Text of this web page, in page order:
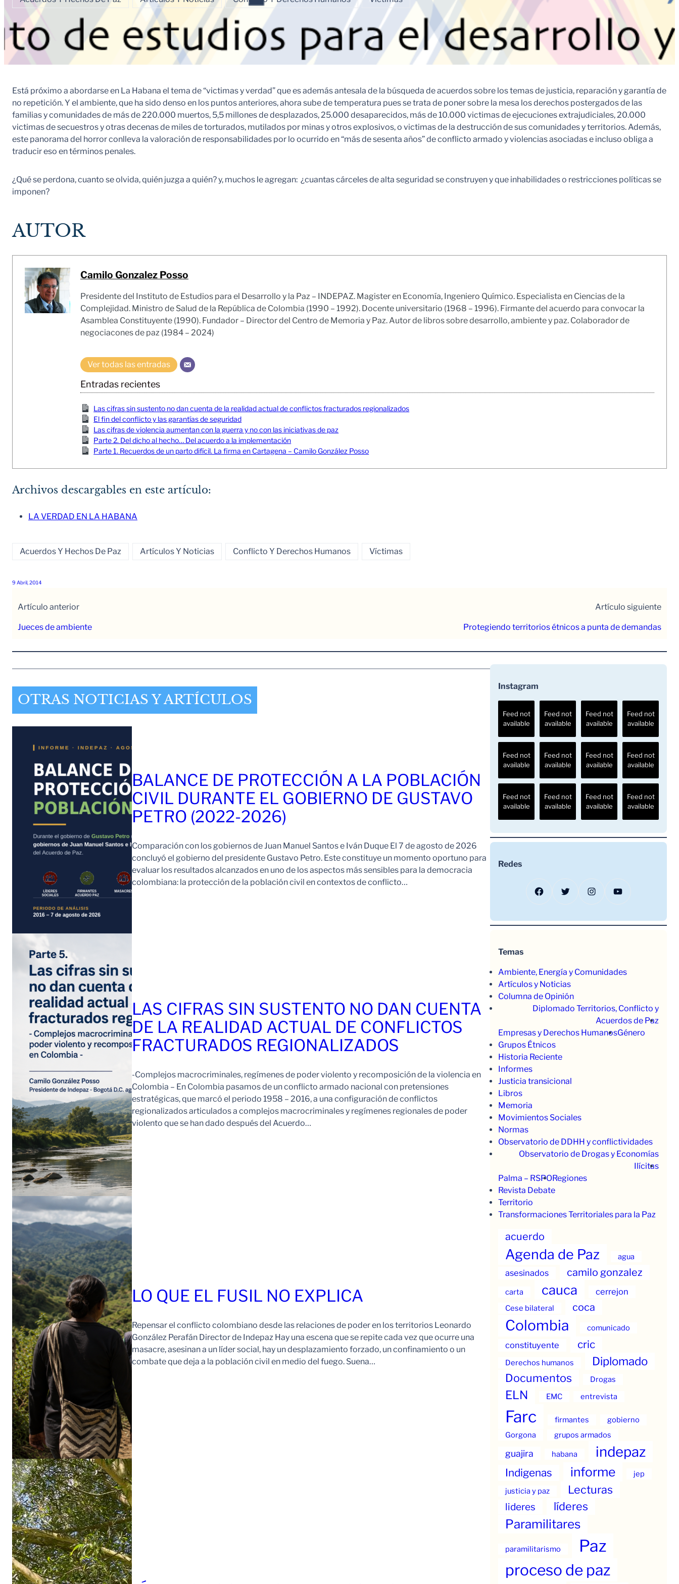
Está próximo a abordarse en La Habana el tema de “victimas y verdad” que es además antesala de la búsqueda de acuerdos sobre los temas de justicia, reparación y garantía de
no repetición. Y el ambiente, que ha sido denso en los puntos anteriores, ahora sube de temperatura pues se trata de poner sobre la mesa los derechos postergados de las
familias y comunidades de más de 220.000 muertos, 5,5 millones de desplazados, 25.000 desaparecidos, más de 10.000 victimas de ejecuciones extrajudiciales, 20.000
victimas de secuestros y otras decenas de miles de torturados, mutilados por minas y otros explosivos, o victimas de la destrucción de sus comunidades y territorios. Además,
este panorama del horror conlleva la valoración de responsabilidades por lo ocurrido en “más de sesenta años” de conflicto armado y violencias asociadas e incluso obliga a
traducir eso en términos penales.
¿Qué se perdona, cuanto se olvida, quién juzga a quién? y, muchos le agregan: ¿cuantas cárceles de alta seguridad se construyen y que inhabilidades o restricciones políticas se
imponen?
AUTOR
Camilo Gonzalez Posso
Presidente del Instituto de Estudios para el Desarrollo y la Paz – INDEPAZ. Magister en Economía, Ingeniero Químico. Especialista en Ciencias de la
Complejidad. Ministro de Salud de la República de Colombia (1990 – 1992). Docente universitario (1968 – 1996). Firmante del acuerdo para convocar la
Asamblea Constituyente (1990). Fundador – Director del Centro de Memoria y Paz. Autor de libros sobre desarrollo, ambiente y paz. Colaborador de
negociacones de paz (1984 – 2024)
Ver todas las entradas
Entradas recientes
Las cifras sin sustento no dan cuenta de la realidad actual de conflictos fracturados regionalizados
El fin del conflicto y las garantías de seguridad
Las cifras de violencia aumentan con la guerra y no con las iniciativas de paz
Parte 2. Del dicho al hecho… Del acuerdo a la implementación
Parte 1. Recuerdos de un parto difícil. La firma en Cartagena – Camilo González Posso
Archivos descargables en este artículo:
LA VERDAD EN LA HABANA
Acuerdos Y Hechos De Paz Artículos Y Noticias Conflicto Y Derechos Humanos Víctimas
9 Abril, 2014
Artículo anterior
Jueces de ambiente
Artículo siguiente
Protegiendo territorios étnicos a punta de demandas
OTRAS NOTICIAS Y ARTÍCULOS
BALANCE DE PROTECCIÓN A LA POBLACIÓN
CIVIL DURANTE EL GOBIERNO DE GUSTAVO
PETRO (2022-2026)
Comparación con los gobiernos de Juan Manuel Santos e Iván Duque El 7 de agosto de 2026
concluyó el gobierno del presidente Gustavo Petro. Este constituye un momento oportuno para
evaluar los resultados alcanzados en uno de los aspectos más sensibles para la democracia
colombiana: la protección de la población civil en contextos de conflicto…
LAS CIFRAS SIN SUSTENTO NO DAN CUENTA
DE LA REALIDAD ACTUAL DE CONFLICTOS
FRACTURADOS REGIONALIZADOS
-Complejos macrocriminales, regímenes de poder violento y recomposición de la violencia en
Colombia – En Colombia pasamos de un conflicto armado nacional con pretensiones
estratégicas, que marcó el periodo 1958 – 2016, a una configuración de conflictos
regionalizados articulados a complejos macrocriminales y regímenes regionales de poder
violento que se han dado después del Acuerdo…
LO QUE EL FUSIL NO EXPLICA
Repensar el conflicto colombiano desde las relaciones de poder en los territorios Leonardo
González Perafán Director de Indepaz Hay una escena que se repite cada vez que ocurre una
masacre, asesinan a un líder social, hay un desplazamiento forzado, un confinamiento o un
combate que deja a la población civil en medio del fuego. Suena…
Instagram
Feed not
available
Feed not
available
Feed not
available
Feed not
available
Feed not
available
Feed not
available
Feed not
available
Feed not
available
Feed not
available
Feed not
available
Feed not
available
Feed not
available
Redes
Facebook Twitter Instagram YouTube
Temas
Ambiente, Energía y Comunidades
Artículos y Noticias
Columna de Opinión
Diplomado Territorios, Conflicto y
Acuerdos de Paz
Empresas y Derechos HumanosGénero
Grupos Étnicos
Historia Reciente
Informes
Justicia transicional
Libros
Memoria
Movimientos Sociales
Normas
Observatorio de DDHH y conflictividades
Observatorio de Drogas y Economías
Ilícitas
Palma – RSPORegiones
Revista Debate
Territorio
Transformaciones Territoriales para la Paz
acuerdo
Agenda de Paz agua
asesinados camilo gonzalez
carta cauca cerrejon
Cese bilateral coca
Colombia comunicado
constituyente cric
Derechos humanos Diplomado
Documentos Drogas
ELN EMC entrevista
Farc firmantes
gobierno
Gorgona
grupos armados
guajira habana indepaz
Indigenas informe
jep
justicia y paz
Lecturas
lideres líderes
Paramilitares
paramilitarismo Paz
proceso de paz